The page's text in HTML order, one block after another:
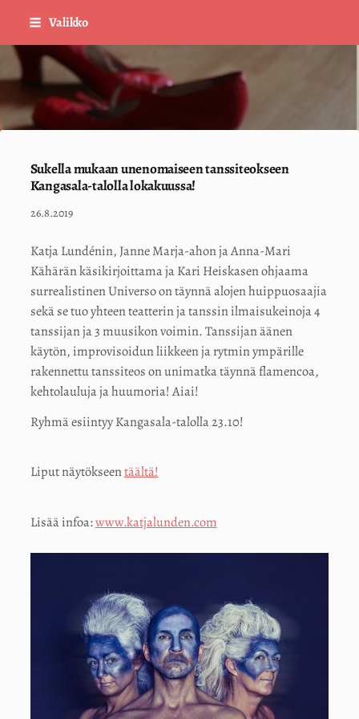
Siirry
sisältöön
Valikko
Sivuston etusivulle
Sukella mukaan unenomaiseen tanssiteokseen
Kangasala-talolla lokakuussa!
26.8.2019
Katja Lundénin, Janne Marja-ahon ja Anna-Mari
Kähärän käsikirjoittama ja Kari Heiskasen ohjaama
surrealistinen Universo on täynnä alojen huippuosaajia
sekä se tuo yhteen teatterin ja tanssin ilmaisukeinoja 4
tanssijan ja 3 muusikon voimin. Tanssijan äänen
käytön, improvisoidun liikkeen ja rytmin ympärille
rakennettu tanssiteos on unimatka täynnä flamencoa,
kehtolauluja ja huumoria! Aiai!
Ryhmä esiintyy Kangasala-talolla 23.10!
Liput näytökseentäältä!
Lisää infoa:www.katjalunden.com